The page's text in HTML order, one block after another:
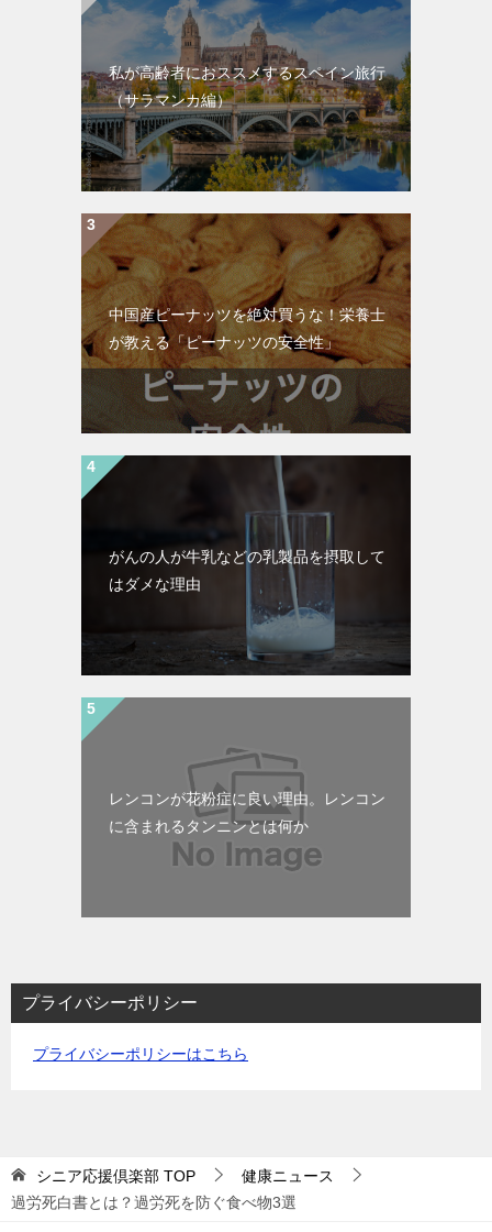
私が高齢者におススメするスペイン旅行
（サラマンカ編）
中国産ピーナッツを絶対買うな！栄養士
が教える「ピーナッツの安全性」
がんの人が牛乳などの乳製品を摂取して
はダメな理由
レンコンが花粉症に良い理由。レンコン
に含まれるタンニンとは何か
プライバシーポリシー
プライバシーポリシーはこちら
シニア応援倶楽部 TOP
健康ニュース
過労死白書とは？過労死を防ぐ食べ物3選